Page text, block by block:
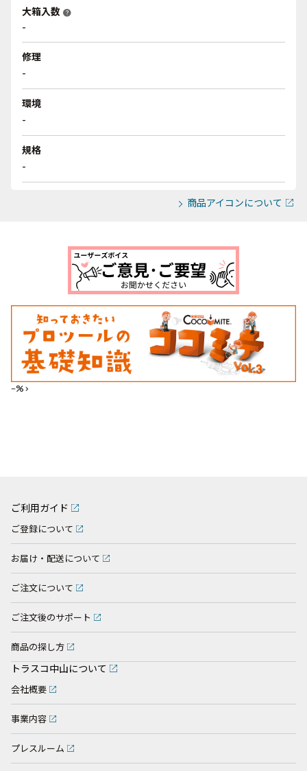
大箱入数 help
-
修理
-
環境
-
規格
-
商品アイコンについて
--%>
ご利用ガイド
ご登録について
お届け・配送について
ご注文について
ご注文後のサポート
商品の探し方
トラスコ中山について
会社概要
事業内容
プレスルーム